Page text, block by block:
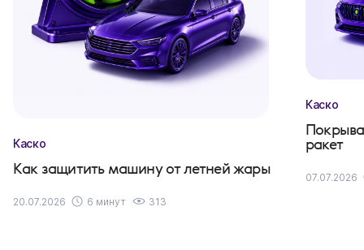
Каско
Как защитить машину от летней жары
20.07.2026 6 минут 313
Каско
ракет
07.07.2026